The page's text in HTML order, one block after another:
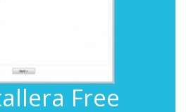
Free